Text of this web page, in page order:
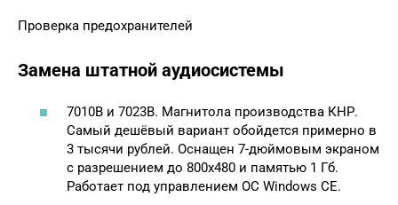
Проверка предохранителей
Замена штатной аудиосистемы
7010В и 7023В. Магнитола производства КНР.
Самый дешёвый вариант обойдется примерно в
3 тысячи рублей. Оснащен 7-дюймовым экраном
с разрешением до 800х480 и памятью 1 Гб.
Работает под управлением ОС Windows CE.